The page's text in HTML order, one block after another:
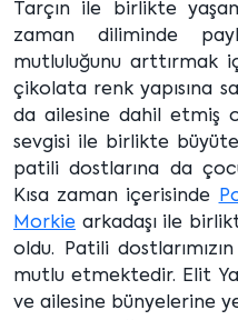
Tarçın ile birlikte
zaman diliminde
mutluluğunu arttırmak
çikolata renk yapısına
da ailesine dahil etmiş
sevgisi ile birlikte
patili dostlarına da
Kısa zaman içerisinde
Morkie arkadaşı ile
oldu. Patili
mutlu etmektedir. Elit
ve ailesine bünyelerine